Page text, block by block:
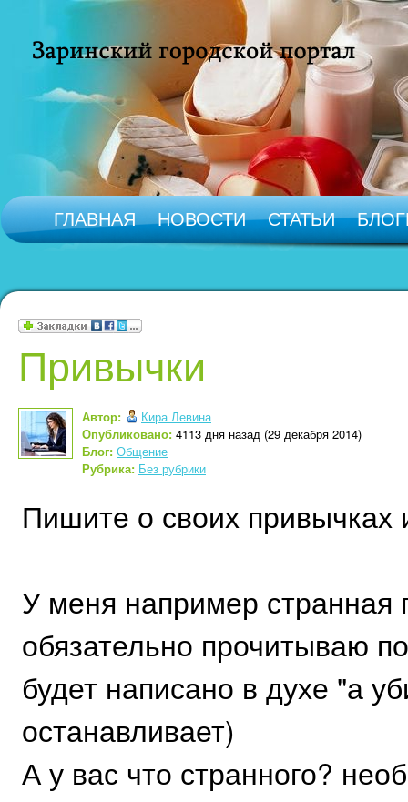
ГЛАВНАЯ НОВОСТИ СТАТЬИ
Привычки
Автор:
Кира Левина
Опубликовано: 4113 дня назад (29 декабря 2014)
Блог: Общение
Рубрика: Без рубрики
Пишите о своих
У меня например странная
обязательно прочитываю
будет написано в духе "а
останавливает)
А у вас что странного?